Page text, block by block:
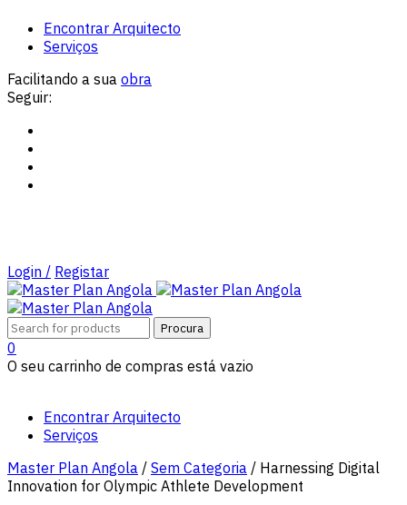
Encontrar Arquitecto
Serviços
Facilitando a sua obra
Seguir:
Login / Registar
0
O seu carrinho de compras está vazio
Encontrar Arquitecto
Serviços
Master Plan Angola / Sem Categoria / Harnessing Digital
Innovation for Olympic Athlete Development